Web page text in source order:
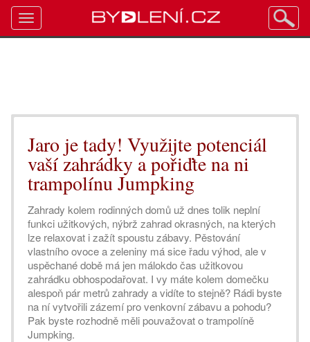
Jaro je tady! Využijte potenciál
vaší zahrádky a pořiďte na ni
trampolínu Jumpking
Zahrady kolem rodinných domů už dnes tolik neplní
funkci užitkových, nýbrž zahrad okrasných, na kterých
lze relaxovat i zažít spoustu zábavy. Pěstování
vlastního ovoce a zeleniny má sice řadu výhod, ale v
uspěchané době má jen málokdo čas užitkovou
zahrádku obhospodařovat. I vy máte kolem domečku
alespoň pár metrů zahrady a vidíte to stejně? Rádi byste
na ní vytvořili zázemí pro venkovní zábavu a pohodu?
Pak byste rozhodně měli pouvažovat o trampolíně
Jumpking.
Toggle
navigation